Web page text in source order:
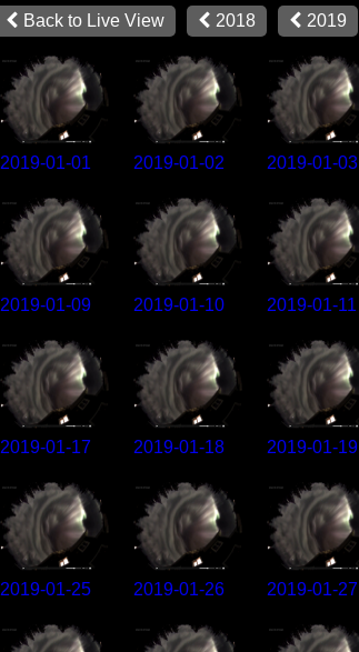
Back to Live View 2018 2019
2019-01-01 2019-01-02 2019-01-03
2019-01-09 2019-01-10 2019-01-11
2019-01-17 2019-01-18 2019-01-19
2019-01-25 2019-01-26 2019-01-27